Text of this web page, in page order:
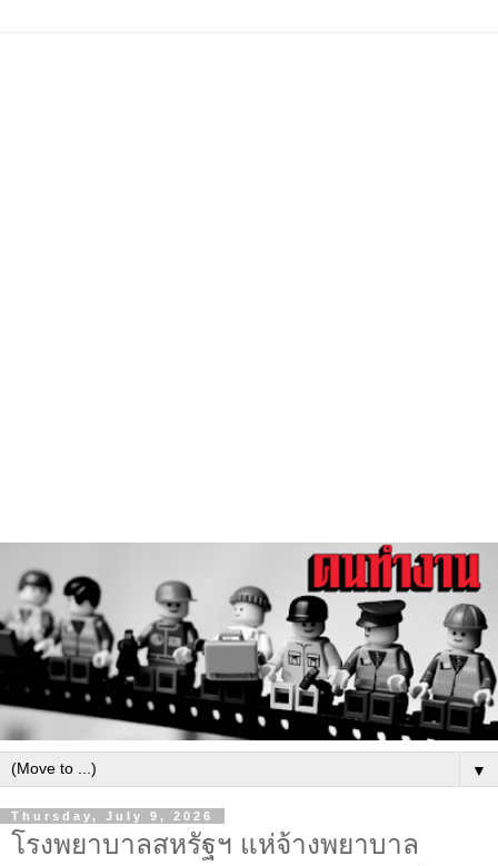
▼
Thursday, July 9, 2026
โรงพยาบาลสหรัฐฯ แห่จ้างพยาบาล